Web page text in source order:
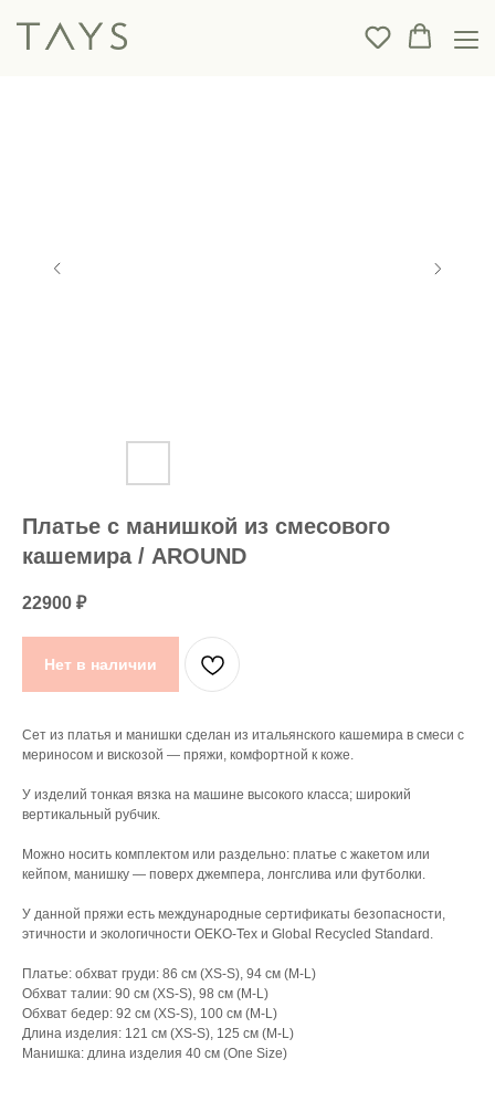
Платье с манишкой из смесового
кашемира / AROUND
22900 ₽
Нет в наличии
Сет из платья и манишки сделан из итальянского кашемира в смеси с
мериносом и вискозой — пряжи, комфортной к коже.
У изделий тонкая вязка на машине высокого класса; широкий
вертикальный рубчик.
Можно носить комплектом или раздельно: платье с жакетом или
кейпом, манишку — поверх джемпера, лонгслива или футболки.
У данной пряжи есть международные сертификаты безопасности,
этичности и экологичности OEKO-Tex и Global Recycled Standard.
Платье: обхват груди: 86 см (XS-S), 94 см (M-L)
Обхват талии: 90 см (XS-S), 98 см (M-L)
Обхват бедер: 92 см (XS-S), 100 см (M-L)
Длина изделия: 121 см (XS-S), 125 см (M-L)
Манишка: длина изделия 40 см (One Size)